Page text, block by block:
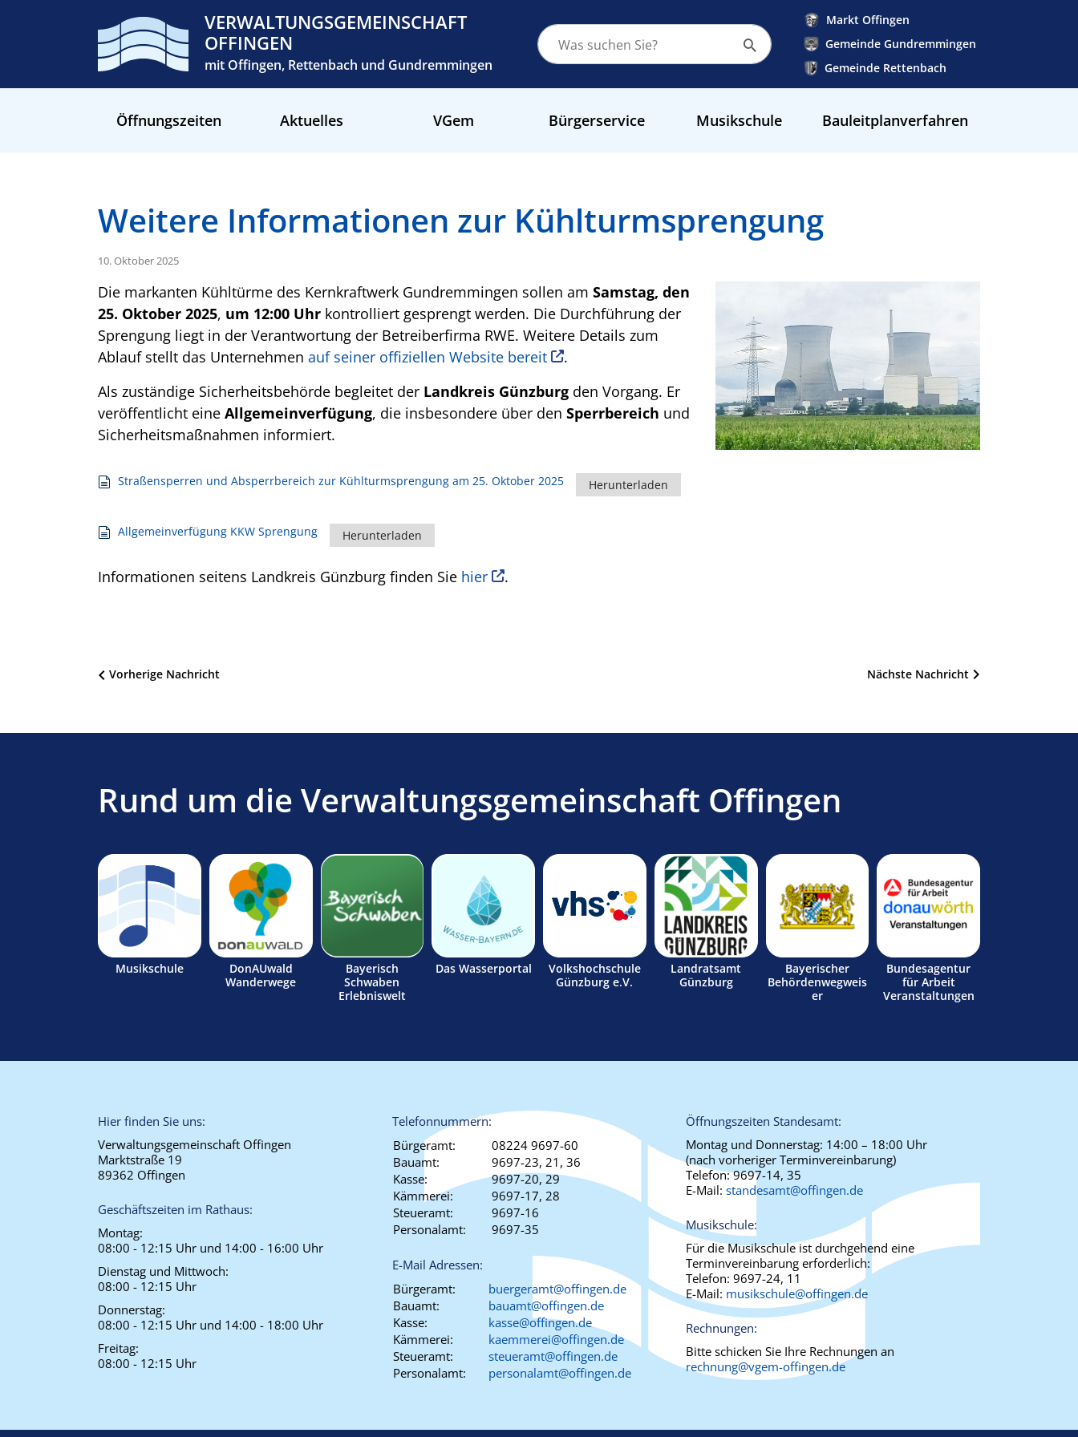
VERWALTUNGSGEMEINSCHAFT
OFFINGEN
mit Offingen, Rettenbach und Gundremmingen
Markt Offingen
Gemeinde Gundremmingen
Gemeinde Rettenbach
Öffnungszeiten Aktuelles VGem Bürgerservice Musikschule Bauleitplanverfahren
Weitere Informationen zur Kühlturmsprengung
10. Oktober 2025
Die markanten Kühltürme des Kernkraftwerk Gundremmingen sollen am Samstag, den
25. Oktober 2025, um 12:00 Uhr kontrolliert gesprengt werden. Die Durchführung der
Sprengung liegt in der Verantwortung der Betreiberfirma RWE. Weitere Details zum
Ablauf stellt das Unternehmen auf seiner offiziellen Website bereit
.
Als zuständige Sicherheitsbehörde begleitet der Landkreis Günzburg den Vorgang. Er
veröffentlicht eine Allgemeinverfügung, die insbesondere über den Sperrbereich und
Sicherheitsmaßnahmen informiert.
Straßensperren und Absperrbereich zur Kühlturmsprengung am 25. Oktober 2025 Herunterladen
Allgemeinverfügung KKW Sprengung Herunterladen
Informationen seitens Landkreis Günzburg finden Sie hier .
Beitragsnavigation Nächste Nachricht
Vorherige Nachricht
Rund um die Verwaltungsgemeinschaft Offingen
Musikschule
DonAUwald
Wanderwege
Bayerisch
Schwaben
Erlebniswelt
Das Wasserportal
Volkshochschule
Günzburg e.V.
Landratsamt
Günzburg
Bayerischer
Behördenwegweis
er
Bundesagentur
für Arbeit
Veranstaltungen
Hier finden Sie uns:
Verwaltungsgemeinschaft Offingen
Marktstraße 19
89362 Offingen
Geschäftszeiten im Rathaus:
Montag:
08:00 - 12:15 Uhr und 14:00 - 16:00 Uhr
Dienstag und Mittwoch:
08:00 - 12:15 Uhr
Donnerstag:
08:00 - 12:15 Uhr und 14:00 - 18:00 Uhr
Freitag:
08:00 - 12:15 Uhr
Telefonnummern:
Bürgeramt:
08224 9697-60
Bauamt:
9697-23, 21, 36
Kasse:
9697-20, 29
Kämmerei:
9697-17, 28
Steueramt:
9697-16
Personalamt:
9697-35
E-Mail Adressen:
Bürgeramt:
buergeramt@offingen.de
Bauamt:
bauamt@offingen.de
Kasse:
kasse@offingen.de
Kämmerei:
kaemmerei@offingen.de
Steueramt:
steueramt@offingen.de
Personalamt:
personalamt@offingen.de
Öffnungszeiten Standesamt:
Montag und Donnerstag: 14:00 – 18:00 Uhr
(nach vorheriger Terminvereinbarung)
Telefon:9697-14, 35
E-Mail:standesamt@offingen.de
Musikschule:
Für die Musikschule ist durchgehend eine
Terminvereinbarung erforderlich:
Telefon:9697-24, 11
E-Mail: musikschule@offingen.de
Rechnungen:
Bitte schicken Sie Ihre Rechnungen an
rechnung@vgem-offingen.de